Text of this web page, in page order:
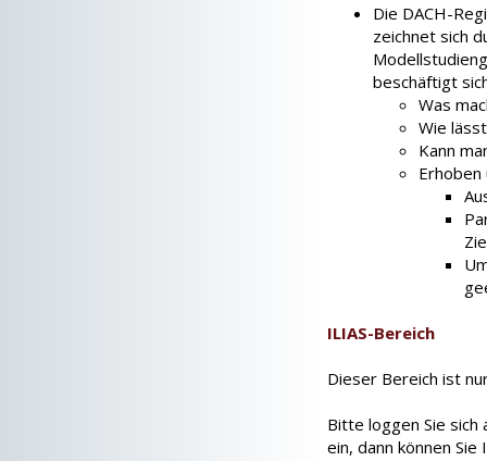
Die DACH-
zeichnet sich
beschäftigt
Was
Wie
Kann
ILIAS-Bereich
Dieser Bereich ist
Bitte loggen Sie sich
ein, dann können